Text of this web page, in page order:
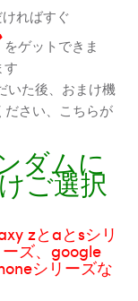
ればすぐ
をゲットできま
す
いた後、おまけ機
さい、こちらが
ダムに
ご選択
zとaとsシリ
ズ、google
シリーズな